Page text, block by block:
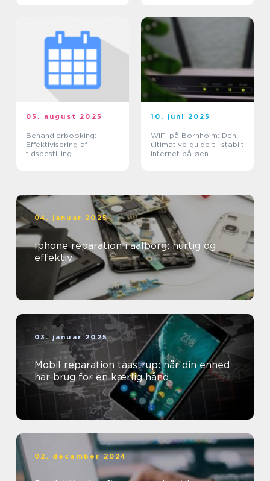
05. august 2025
Behandlerbooking:
Effektivisering af
tidsbestilling i
10. juni 2025
WiFi på Bornholm: Den
ultimative guide til stabilt
internet på øen
04. januar 2025
Iphone reparation i aalborg: hurtig og
effektiv
03. januar 2025
Mobil reparation taastrup: når din enhed
har brug for en kærlig hånd
02. december 2024